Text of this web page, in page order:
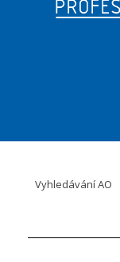
Vyhledávání AO